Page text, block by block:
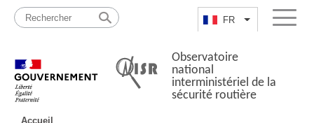
Passer
contenu
FR Lister lesMenu
Observatoire
national
interministériel de la
sécurité routière
Accueil